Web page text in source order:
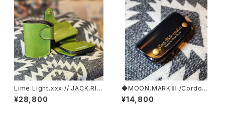
Lime.Light.xxx // JACK.RID
E.SSW
¥28,800
◆MOON.MARKⅢ./Cordova
n. Coin Case.xxx. BLACK&
GOLD.Edition
¥14,800